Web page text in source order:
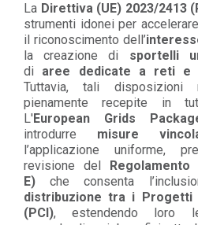
La Direttiva (UE) 2023/2413
strumenti idonei per
il riconoscimento dell’
la creazione di
sportelli
di aree dedicate a reti e
Tuttavia, tali disposizioni
pienamente recepite in
L'European Grids
introdurre
misure
l’applicazione uniforme,
revisione del
Regolamento
E)
che consenta
distribuzione tra i Progetti
(PCI), estendendo loro